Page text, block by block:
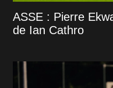
ASSE : Pierre
de Ian Cathro